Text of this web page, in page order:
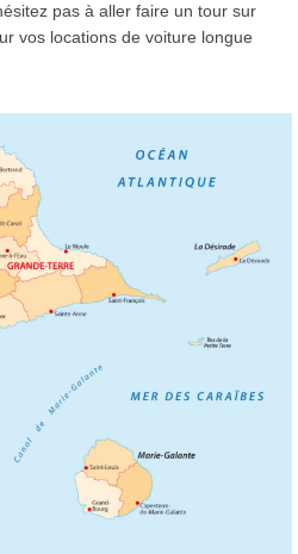
pas à aller faire un tour sur
vos locations de voiture longue